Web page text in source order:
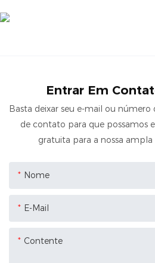
Entrar Em
Basta deixar seu e-mail ou
de contato para que possamos
gratuita para a nossa
Nome
E-Mail
Contente